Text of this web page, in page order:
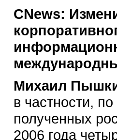
CNews:
Михаил
в частности,
полученных
2006 года